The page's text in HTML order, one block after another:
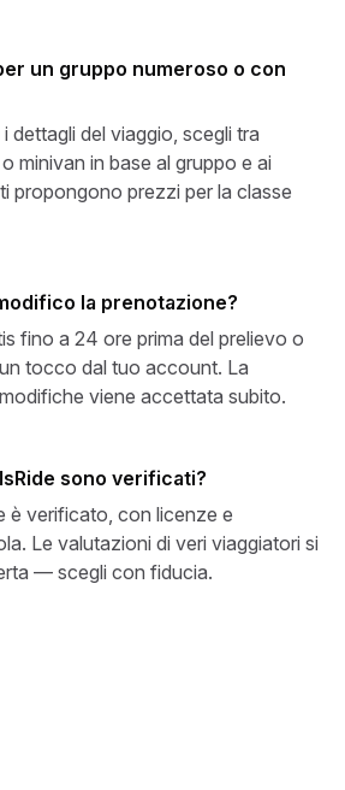
un gruppo numeroso o con
dettagli del viaggio, scegli tra
minivan in base al gruppo e ai
propongono prezzi per la classe
la prenotazione?
fino a 24 ore prima del prelievo o
tocco dal tuo account. La
viene accettata subito.
sono verificati?
è verificato, con licenze e
Le valutazioni di veri viaggiatori si
— scegli con fiducia.